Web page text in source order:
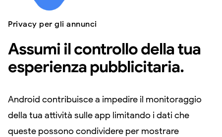
Privacy per gli annunci
Assumi il controllo della tua
esperienza pubblicitaria.
Android contribuisce a impedire il monitoraggio
della tua attività sulle app limitando i dati che
queste possono condividere per mostrare